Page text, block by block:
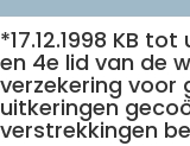
*17.12.1998 KB
en 4e lid van de
verzekering voor
uitkeringen
verstrekkingen